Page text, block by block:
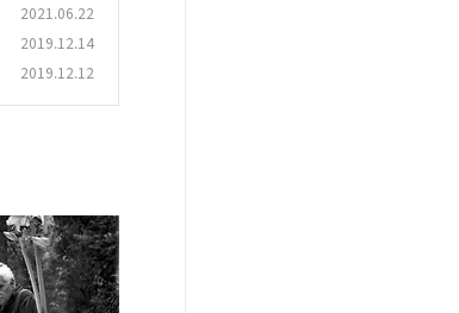
2021.06.22
2019.12.14
2019.12.12